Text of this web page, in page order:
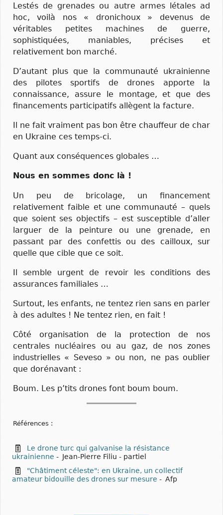
Lestés de grenades ou autre armes létales ad
hoc, voilà nos « dronichoux » devenus de
véritables petites machines de guerre,
sophistiquées, maniables, précises et
relativement bon marché.
D’autant plus que la communauté ukrainienne
des pilotes sportifs de drones apporte la
connaissance, assure le montage, et que des
financements participatifs allègent la facture.
Il ne fait vraiment pas bon être chauffeur de char
en Ukraine ces temps-ci.
Quant aux conséquences globales …
Nous en sommes donc là !
Un peu de bricolage, un financement
relativement faible et une communauté – quels
que soient ses objectifs – est susceptible d’aller
larguer de la peinture ou une grenade, en
passant par des confettis ou des cailloux, sur
quelle que cible que ce soit.
Il semble urgent de revoir les conditions des
assurances familiales …
Surtout, les enfants, ne tentez rien sans en parler
à des adultes ! Ne tentez rien, en fait !
Côté organisation de la protection de nos
centrales nucléaires ou au gaz, de nos zones
industrielles « Seveso » ou non, ne pas oublier
que dorénavant :
Boum. Les p’tits drones font boum boum.
Références :
Le drone turc qui galvanise la résistance
ukrainienne - Jean-Pierre Filiu - partiel
"Châtiment céleste": en Ukraine, un collectif
amateur bidouille des drones sur mesure - Afp